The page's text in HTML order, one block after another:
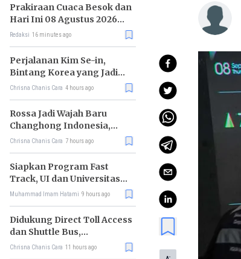
Prakiraan Cuaca Besok dan
Hari Ini 08 Agustus 2026
untuk Wilayah DKI Jakarta
Redaksi 16 minutes ago
Perjalanan Kim Se-in,
Bintang Korea yang Jadi
Kurir Makanan
Chrisna Chanis Cara 4 hours ago
Rossa Jadi Wajah Baru
Changhong Indonesia,
Garansi Produk Kini
Chrisna Chanis Cara 7 hours ago
Siapkan Program Fast
Track, UI dan Universitas
Agung Podomoro Jalin
Muhammad Imam Hatami 9 hours ago
Didukung Direct Toll Access
dan Shuttle Bus,
Paramount Petals Kian
Chrisna Chanis Cara 11 hours ago
-